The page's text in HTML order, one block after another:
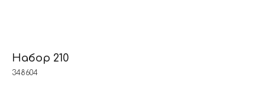
Набор 210
348604